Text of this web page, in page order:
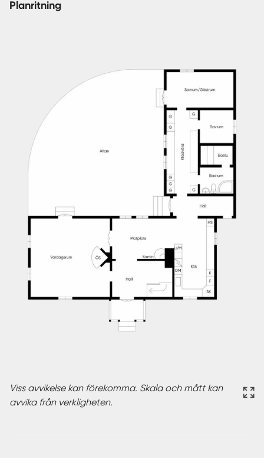
Planritning
Viss avvikelse kan förekomma. Skala och mått kan
avvika från verkligheten.